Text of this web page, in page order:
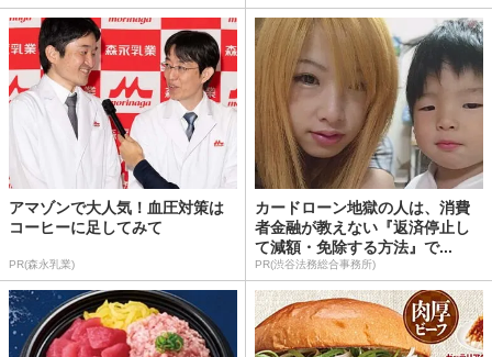
アマゾンで大人気！血圧対策は
コーヒーに足してみて
PR(森永乳業)
カードローン地獄の人は、消費
者金融が教えない『返済停止し
て減額・免除する方法』で...
PR(渋谷法務総合事務所)